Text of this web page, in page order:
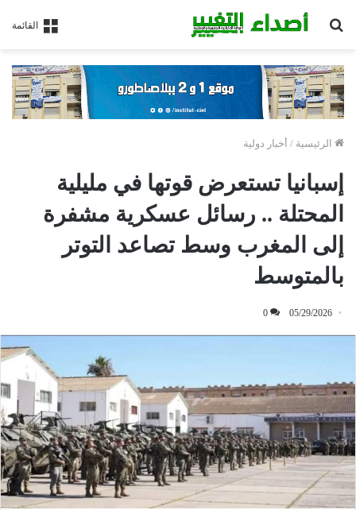
القائمة
الرئيسية / أخبار دولية
إسبانيا تستعرض قوتها في مليلية
المحتلة .. رسائل عسكرية مشفرة
إلى المغرب وسط تصاعد التوتر
بالمتوسط
05/29/2026
0